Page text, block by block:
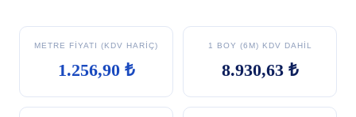
METRE FIYATI (KDV HARIÇ)
1.256,90 ₺
1 BOY (6M) KDV DAHIL
8.930,63 ₺